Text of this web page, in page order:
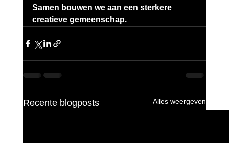
Samen bouwen we aan een sterkere
creatieve gemeenschap.
Recente blogposts Alles weergeven